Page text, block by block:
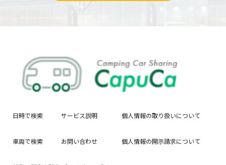
日時で検索
車両で検索
サービス説明
お問い合わせ
個人情報の取り扱いについて
個人情報の開示請求について